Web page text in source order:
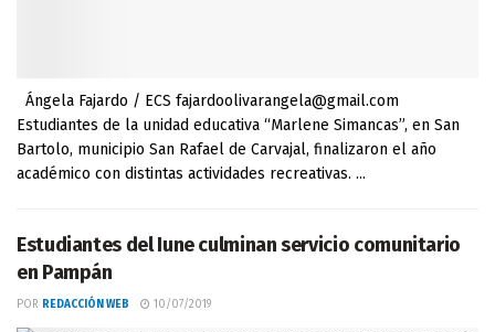
Ángela Fajardo / ECS fajardoolivarangela@gmail.com
Estudiantes de la unidad educativa “Marlene Simancas”, en San
Bartolo, municipio San Rafael de Carvajal, finalizaron el año
académico con distintas actividades recreativas. ...
Estudiantes del Iune culminan servicio comunitario
en Pampán
POR REDACCIÓN WEB 10/07/2019